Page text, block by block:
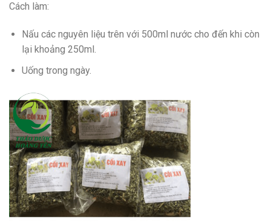
Cách làm:
Nấu các nguyên liệu trên với 500ml nước cho đến khi còn
lại khoảng 250ml.
Uống trong ngày.